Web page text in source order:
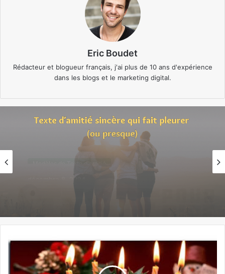
Eric Boudet
Rédacteur et blogueur français, j'ai plus de 10 ans d'expérience
dans les blogs et le marketing digital.
Modèles de Texte d'amitié
Texte d’amitié sincère qui fait pleurer (ou